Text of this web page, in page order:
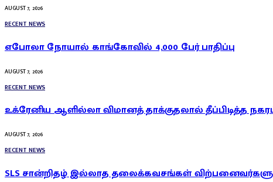
AUGUST 7, 2026
RECENT NEWS
எபோலா நோயால் காங்கோவில் 4,000 பேர் பாதிப்பு
AUGUST 7, 2026
RECENT NEWS
உக்ரேனிய ஆளில்லா விமானத் தாக்குதலால் தீப்பிடித்த
AUGUST 7, 2026
RECENT NEWS
SLS சான்றிதழ் இல்லாத தலைக்கவசங்கள்